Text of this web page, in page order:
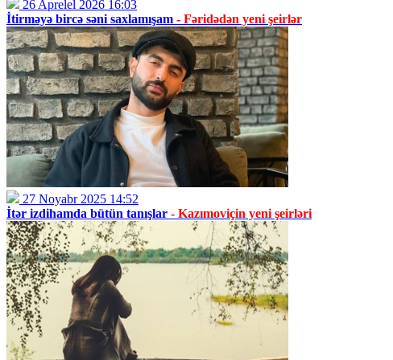
26 Aprelel 2026 16:03
İtirməyə bircə səni saxlamışam - Fəridədən yeni şeirlər
27 Noyabr 2025 14:52
İtər izdihamda bütün tanışlar - Kazımoviçin yeni şeirləri